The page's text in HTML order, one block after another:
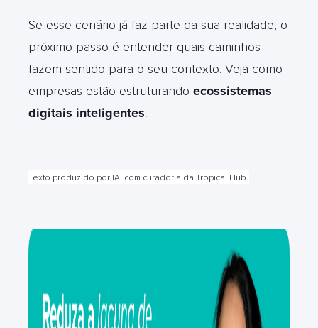
Se esse cenário já faz parte da sua realidade, o
próximo passo é entender quais caminhos
fazem sentido para o seu contexto. Veja como
empresas estão estruturando ecossistemas
digitais inteligentes.
Texto produzido por IA, com curadoria da Tropical Hub.